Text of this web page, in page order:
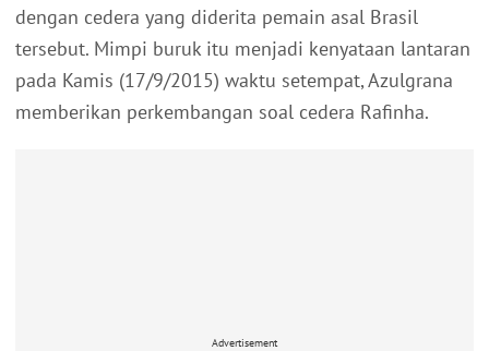
dengan cedera yang diderita pemain asal Brasil
tersebut. Mimpi buruk itu menjadi kenyataan lantaran
pada Kamis (17/9/2015) waktu setempat, Azulgrana
memberikan perkembangan soal cedera Rafinha.
Advertisement